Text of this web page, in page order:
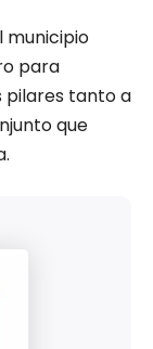
municipio
para
pilares tanto a
que